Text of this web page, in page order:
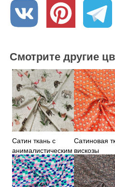
Смотрите другие
Сатин ткань с
анималистическим
принтом
Сатиновая
вискозы
оранжевого